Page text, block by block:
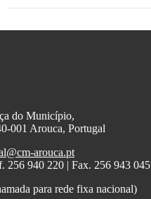
do Município,
001 Arouca, Portugal
arouca.pt
256 940 220 | Fax. 256 943 045
para rede fixa nacional)